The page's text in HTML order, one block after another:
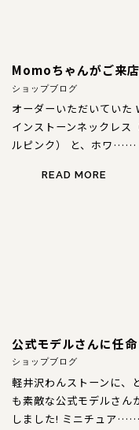
Momoちゃんがご来
ショップブログ
オーダーいただいていた
インストーンネックレス
ルピンク） と、ホワ……
READ MORE
公式モデルさんに任命
ショップブログ
軽井沢わんストーンに、
も素敵な公式モデルさん
しました! ミニチュア……